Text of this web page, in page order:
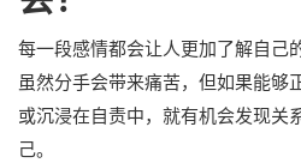
每一段感情都会让人更加了解自己
虽然分手会带来痛苦，但如果能够
或沉浸在自责中，就有机会发现关
己。